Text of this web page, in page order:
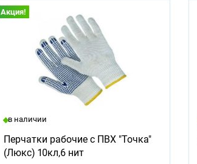
Акция!
в наличии
Перчатки рабочие с ПВХ "Точка"
(Люкс) 10кл,6 нит